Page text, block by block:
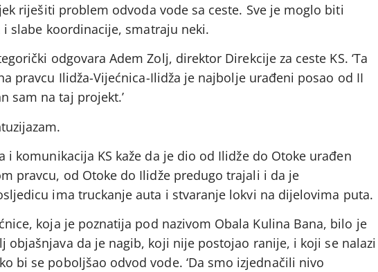
riješiti problem odvoda vode sa ceste. Sve je moglo biti
slabe koordinacije, smatraju neki.
odgovara Adem Zolj, direktor Direkcije za ceste KS. ‘Ta
pravcu Ilidža-Vijećnica-Ilidža je najbolje urađeni posao od II
sam na taj projekt.’
komunikacija KS kaže da je dio od Ilidže do Otoke urađen
pravcu, od Otoke do Ilidže predugo trajali i da je
ima truckanje auta i stvaranje lokvi na dijelovima puta.
koja je poznatija pod nazivom Obala Kulina Bana, bilo je
da je nagib, koji nije postojao ranije, i koji se nalazi
bi se poboljšao odvod vode. ‘Da smo izjednačili nivo